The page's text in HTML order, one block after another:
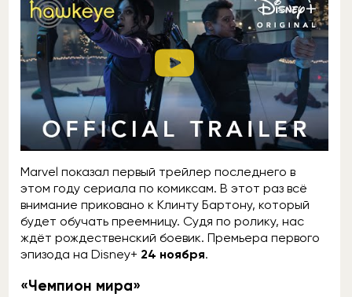
Marvel показал первый трейлер последнего в
этом году сериала по комиксам. В этот раз всё
внимание приковано к Клинту Бартону, который
будет обучать преемницу. Судя по ролику, нас
ждёт рождественский боевик. Премьера первого
эпизода на Disney+ 24 ноября.
«Чемпион мира»